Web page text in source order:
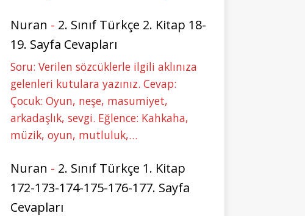
Nuran - 2. Sınıf Türkçe 2. Kitap 18-
19. Sayfa Cevapları
Soru: Verilen sözcüklerle ilgili aklınıza
gelenleri kutulara yazınız. Cevap:
Çocuk: Oyun, neşe, masumiyet,
arkadaşlık, sevgi. Eğlence: Kahkaha,
müzik, oyun, mutluluk,…
Nuran - 2. Sınıf Türkçe 1. Kitap
172-173-174-175-176-177. Sayfa
Cevapları